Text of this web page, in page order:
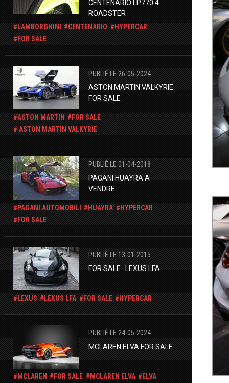
CENTENARIO LP770 4
ROADSTER
LAMBORGHINI
CENTENARIO
HYPERCAR
FOR SALE
PUBLIÉ LE 26-05-2024
ASTON MARTIN VALKYRIE
FOR SALE
ASTON MARTIN
FOR SALE
ASTON MARTIN VALKYRIE
PUBLIÉ LE 01-04-2018
PAGANI HUAYRA A
VENDRE
PAGANI AUTOMOBILI HUAYRA
HYPERCAR
FOR SALE
PUBLIÉ LE 13-01-2015
FOR SALE : LEXUS LFA
LEXUS LEXUS LFA FOR SALE HYPERCAR
PUBLIÉ LE 24-05-2024
MCLAREN ELVA FOR SALE
MCLAREN FOR SALE MCLAREN ELVA ELVA